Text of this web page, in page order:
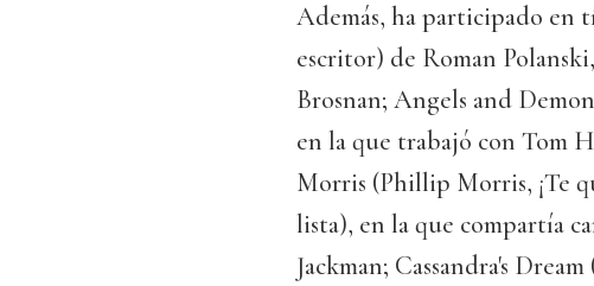
Además, ha participado en
escritor) de Roman
Brosnan; Angels and
en la que trabajó con Tom
Morris (Phillip Morris, ¡Te
lista), en la que compartía
Jackman; Cassandra's